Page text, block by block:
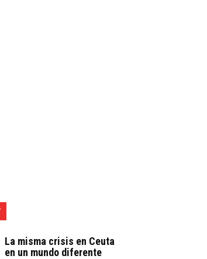
La misma crisis en Ceuta
en un mundo diferente